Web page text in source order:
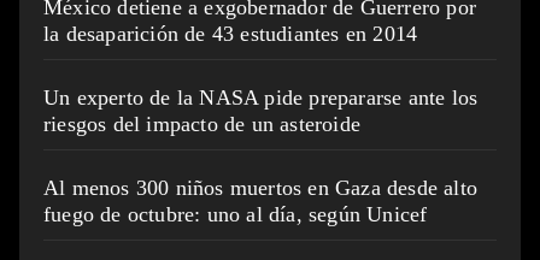
México detiene a exgobernador de Guerrero por
la desaparición de 43 estudiantes en 2014
Un experto de la NASA pide prepararse ante los
riesgos del impacto de un asteroide
Al menos 300 niños muertos en Gaza desde alto
fuego de octubre: uno al día, según Unicef